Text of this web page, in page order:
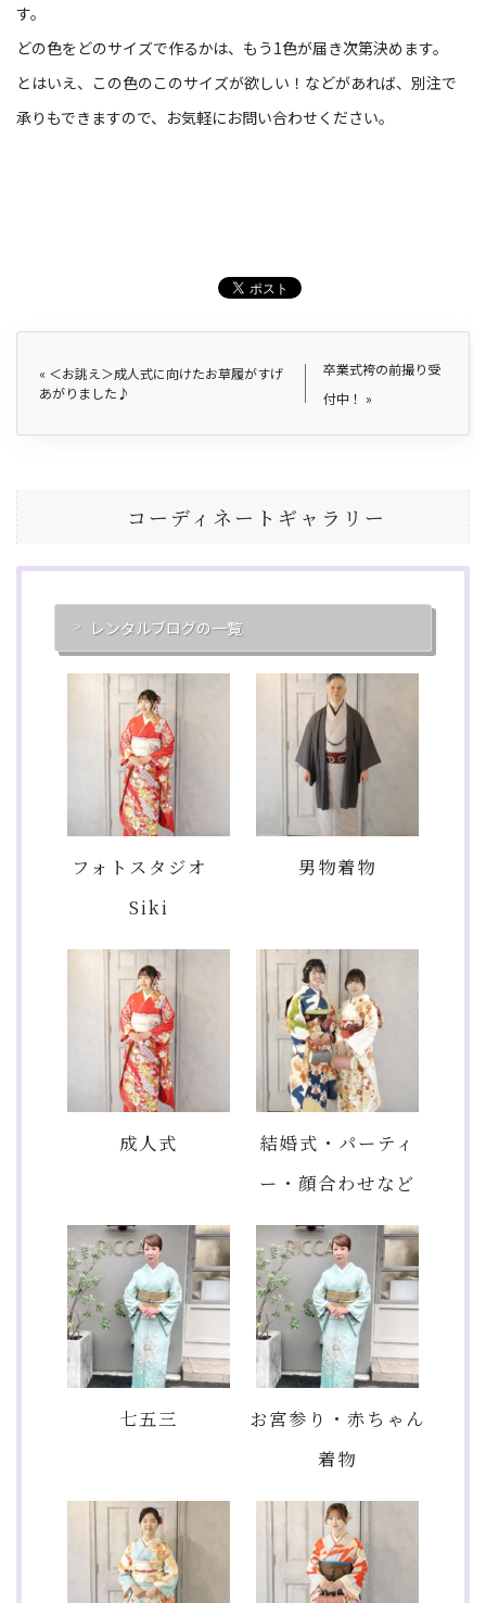
す。
どの色をどのサイズで作るかは、もう1色が届き次第決めます。
とはいえ、この色のこのサイズが欲しい！などがあれば、別注で
承りもできますので、お気軽にお問い合わせください。
« ＜お誂え＞成人式に向けたお草履がすげ
あがりました♪
卒業式袴の前撮り受
付中！»
コーディネートギャラリー
レンタルブログの一覧
フォトスタジオ
Siki
男物着物
成人式
結婚式・パーティ
ー・顔合わせなど
七五三
お宮参り・赤ちゃん
着物